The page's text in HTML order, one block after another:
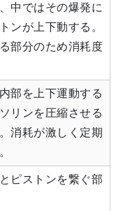
中ではその爆発に
ンが上下動する。
部分のため消耗度
部を上下運動する
リンを圧縮させる
消耗が激しく定期
ピストンを繋ぐ部